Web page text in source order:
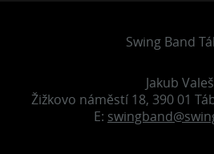
Swing Band
Jakub Valeš
Žižkovo náměstí 18, 390 01
E: